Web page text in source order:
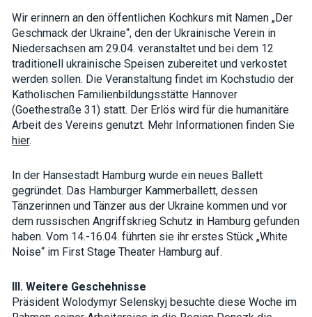
Wir erinnern an den öffentlichen Kochkurs mit Namen „Der
Geschmack der Ukraine“, den der Ukrainische Verein in
Niedersachsen am 29.04. veranstaltet und bei dem 12
traditionell ukrainische Speisen zubereitet und verkostet
werden sollen. Die Veranstaltung findet im Kochstudio der
Katholischen Familienbildungsstätte Hannover
(Goethestraße 31) statt. Der Erlös wird für die humanitäre
Arbeit des Vereins genutzt. Mehr Informationen finden Sie
hier.
In der Hansestadt Hamburg wurde ein neues Ballett
gegründet. Das Hamburger Kammerballett, dessen
Tänzerinnen und Tänzer aus der Ukraine kommen und vor
dem russischen Angriffskrieg Schutz in Hamburg gefunden
haben. Vom 14.-16.04. führten sie ihr erstes Stück „White
Noise“ im First Stage Theater Hamburg auf.
III. Weitere Geschehnisse
Präsident Wolodymyr Selenskyj besuchte diese Woche im